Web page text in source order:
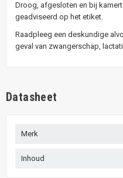
Droog, afgesloten en bij
geadviseerd op het etiket.
Raadpleeg een deskundige
geval van zwangerschap,
Datasheet
Merk
Inhoud